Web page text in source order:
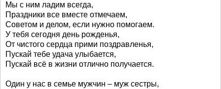
Мы с ним ладим всегда,
Праздники все вместе отмечаем,
Советом и делом, если нужно помогаем.
У тебя сегодня день рожденья,
От чистого сердца прими поздравленья,
Пускай тебе удача улыбается,
Пускай всё в жизни отлично получается.
Один у нас в семье мужчин – муж сестры,